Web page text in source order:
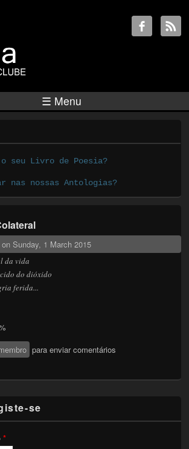
☰ Menu
seu Livro de Poesia?
nas nossas Antologias?
on Sunday, 1 March 2015
da vida
do dióxido
ferida...
para enviar comentários
se
*